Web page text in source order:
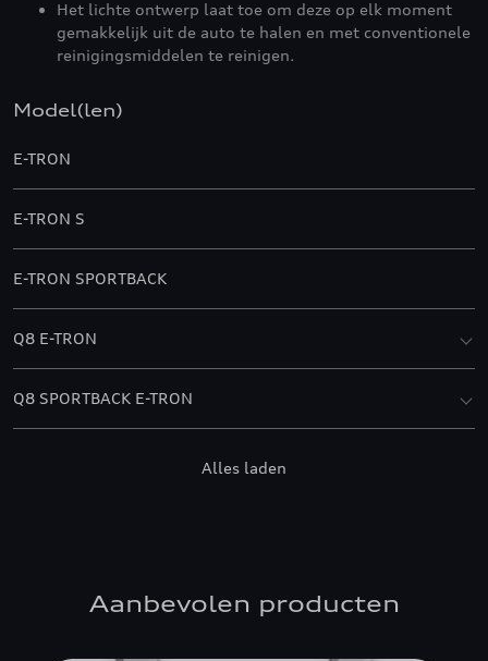
Het lichte ontwerp laat toe om deze op elk moment
gemakkelijk uit de auto te halen en met conventionele
reinigingsmiddelen te reinigen.
Model(len)
E-TRON
E-TRON S
E-TRON SPORTBACK
Q8 E-TRON
Q8 SPORTBACK E-TRON
Alles laden
Aanbevolen producten